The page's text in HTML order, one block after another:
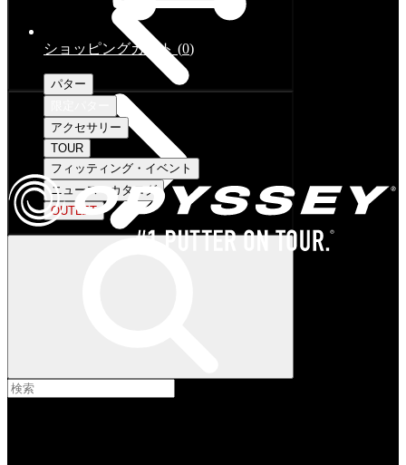
ショッピングカート (0)
パター
アクセサリー
TOUR
フィッティング・イベント
ニュース・カタログ
OUTLET